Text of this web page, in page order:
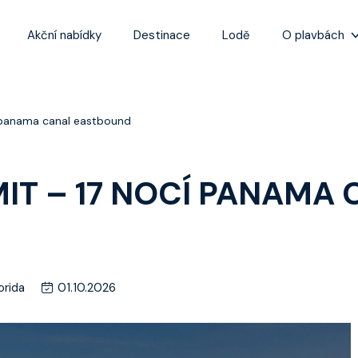
Akční nabídky Destinace Lodě O plavbách
canal eastbound
– 17 NOCÍ PANAMA
01.10.2026